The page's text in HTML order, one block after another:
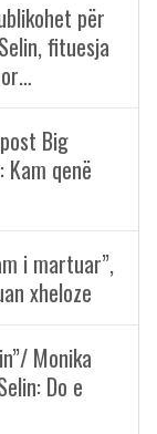
për
fituesja
Big
Kam qenë
i martuar”,
xheloze
Monika
Do e